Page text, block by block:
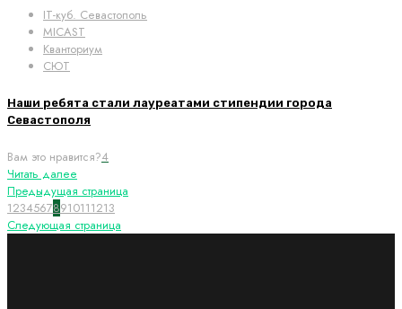
IT-куб. Севастополь
MICAST
Кванториум
СЮТ
Наши ребята стали лауреатами стипендии города
Севастополя
Вам это нравится?4
Читать далее
Предыдущая страница
12345678910111213
Следующая страница